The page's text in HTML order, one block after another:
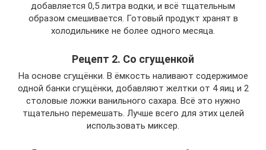
добавляется 0,5 литра водки, и всё тщательным
образом смешивается. Готовый продукт хранят в
холодильнике не более одного месяца.
Рецепт 2. Со сгущенкой
На основе сгущёнки. В ёмкость наливают содержимое
одной банки сгущёнки, добавляют желтки от 4 яиц и 2
столовые ложки ванильного сахара. Всё это нужно
тщательно перемешать. Лучше всего для этих целей
использовать миксер.